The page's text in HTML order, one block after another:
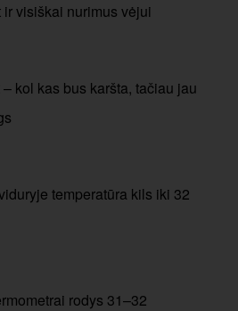
visiškai nurimus vėjui
kol kas bus karšta, tačiau jau
temperatūra kils iki 32
rodys 31–32